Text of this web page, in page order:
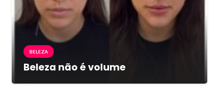
BELEZA
Beleza não é volume